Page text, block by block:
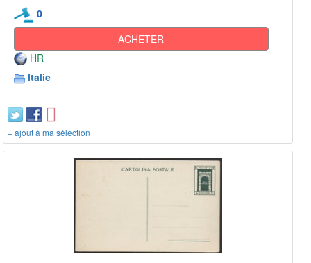
0
ACHETER
HR
Italie
+ ajout à ma sélection